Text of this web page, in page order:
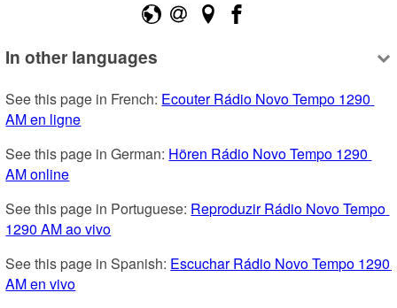
In other languages
See this page in French: Ecouter Rádio Novo Tempo 1290
AM en ligne
See this page in German: Hören Rádio Novo Tempo 1290
AM online
See this page in Portuguese: Reproduzir Rádio Novo Tempo
1290 AM ao vivo
See this page in Spanish: Escuchar Rádio Novo Tempo 1290
AM en vivo